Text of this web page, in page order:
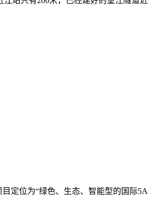
定位为“绿色、生态、智能型的国际5A